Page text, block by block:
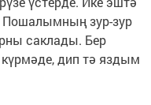
Пошалымның зур-зур
саклады. Бер
дип тә яздым